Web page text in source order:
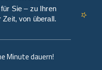
Minute dauern!
Sie – zu Ihren
Zeit, von überall.